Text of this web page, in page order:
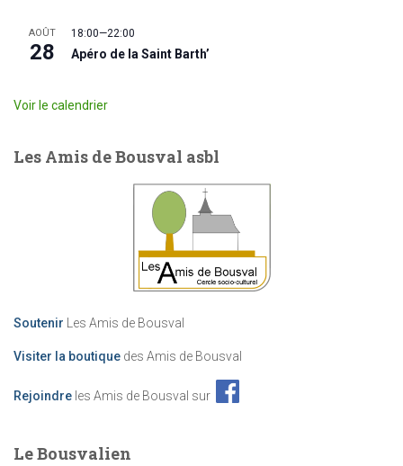
AOÛT
28
18:00—22:00
Apéro de la Saint Barth’
Voir le calendrier
Les Amis de Bousval asbl
Soutenir Les Amis de Bousval
Visiter la boutique des Amis de Bousval
Rejoindre les Amis de Bousval sur
Le Bousvalien